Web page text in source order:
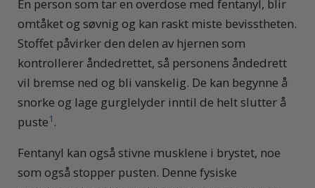
En person som tar en overdose med fentanyl, blir
omtåket og søvnig og kan raskt miste bevisstheten.
Stoffet påvirker den delen av hjernen som
kontrollerer åndedrettet, så personens åndedrett
vil bremse ned og bli vanskelig. De kan begynne å
snorke og lage gurglelyder inntil de helt slutter å
puste1 .
Fentanyl kan også stivne musklene i brystet, noe
som også stopper pusten. Denne fysiske